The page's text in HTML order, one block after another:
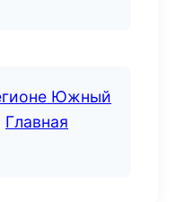
Южный
Главная